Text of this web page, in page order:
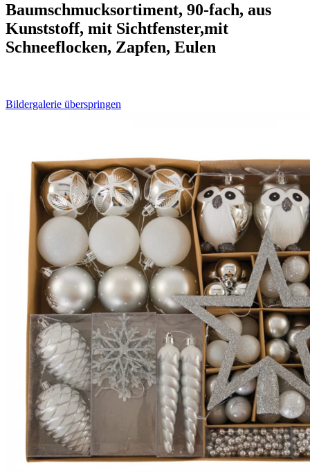
Baumschmucksortiment, 90-fach, aus
Kunststoff, mit Sichtfenster,mit
Schneeflocken, Zapfen, Eulen
Bildergalerie überspringen